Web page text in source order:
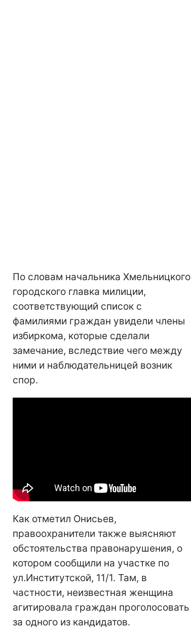
По словам начальника Хмельницкого
городского главка милиции,
соответствующий список с
фамилиями граждан увидели члены
избиркома, которые сделали
замечание, вследствие чего между
ними и наблюдательницей возник
спор.
Как отметил Онисьев,
правоохранители также выясняют
обстоятельства правонарушения, о
котором сообщили на участке по
ул.Институтской, 11/1. Там, в
частности, неизвестная женщина
агитировала граждан проголосовать
за одного из кандидатов.